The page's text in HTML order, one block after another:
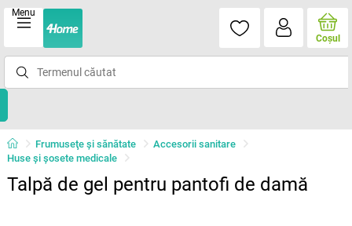
Menu
Coşul
Frumuseţe şi sănătate
Accesorii sanitare
Huse şi şosete medicale
Talpă de gel pentru pantofi de damă